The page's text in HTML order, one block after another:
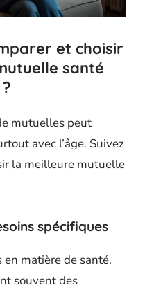
et choisir
santé
mutuelles peut
avec l’âge. Suivez
la meilleure mutuelle
spécifiques
matière de santé.
souvent des